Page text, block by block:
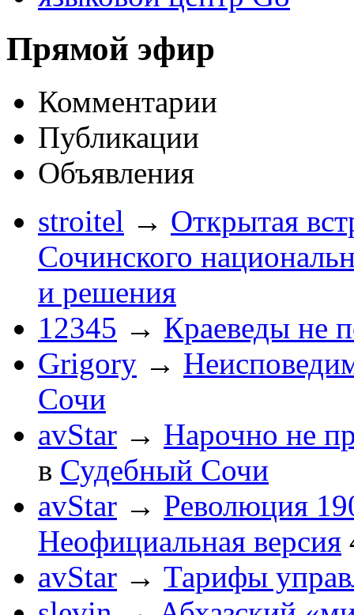
Прямой эфир
Комментарии
Публикации
Объявления
stroitel → Открытая
Сочинского
и решения
12345 → Краеведы не
Grigory →
Сочи
avStar → Нарочно не
в Судебный Сочи
avStar → Революция
Неофициальная версия
avStar → Тарифы